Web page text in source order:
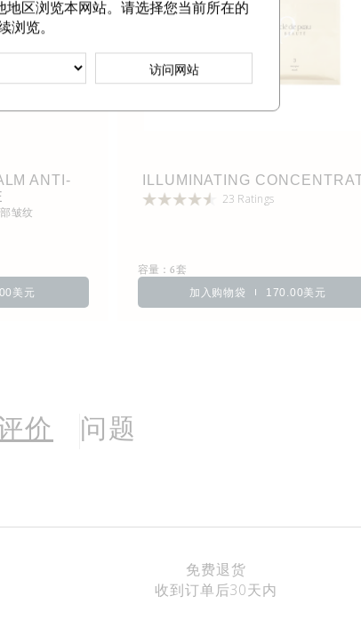
ANTI-
皱纹
美元
ILLUMINATING
23 Ratings
容量：6套
加入购物袋 170.00美元
价 问题
免费退货
收到订单后30天内
地区浏览本网站。请选择您当前所在的
浏览。
访问网站